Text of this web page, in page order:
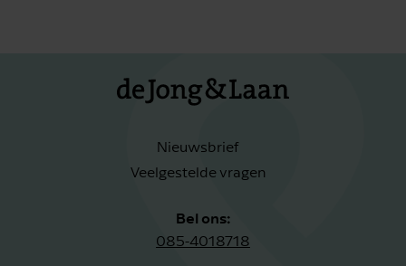
Nieuwsbrief
Veelgestelde vragen
Bel ons:
085-4018718